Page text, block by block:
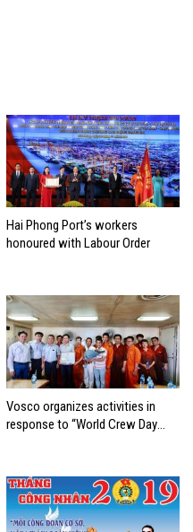
Hai Phong Port’s workers
honoured with Labour Order
Vosco organizes activities in
response to “World Crew Day